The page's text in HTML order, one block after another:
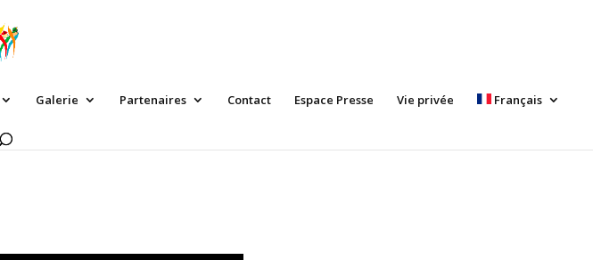
Galerie Partenaires Contact Espace Presse Vie privée Français